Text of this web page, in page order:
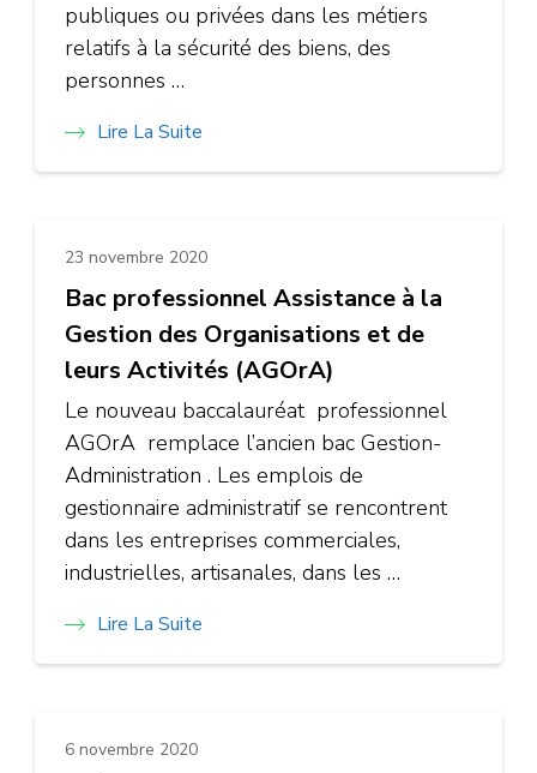
publiques ou privées dans les métiers
relatifs à la sécurité des biens, des
personnes …
Lire La Suite
23 novembre 2020
Bac professionnel Assistance à la
Gestion des Organisations et de
leurs Activités (AGOrA)
Le nouveau baccalauréat professionnel
AGOrA remplace l’ancien bac Gestion-
Administration . Les emplois de
gestionnaire administratif se rencontrent
dans les entreprises commerciales,
industrielles, artisanales, dans les …
Lire La Suite
6 novembre 2020